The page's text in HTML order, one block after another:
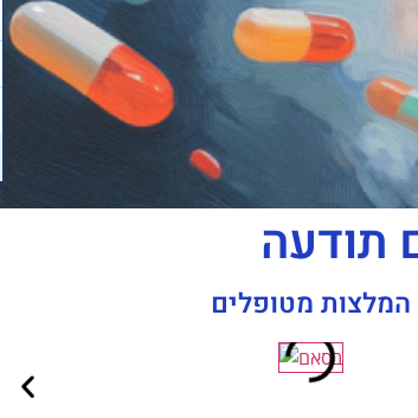
תודעה
המלצות מטופלים